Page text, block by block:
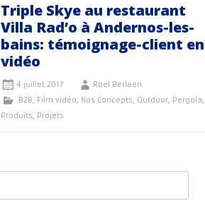
Triple Skye au restaurant
Villa Rad’o à Andernos-les-
bains: témoignage-client en
vidéo
4 juillet 2017
Roel Berlaen
B2B, Film vidéo, Nos Concepts, Outdoor, Pergola,
Produits, Projets